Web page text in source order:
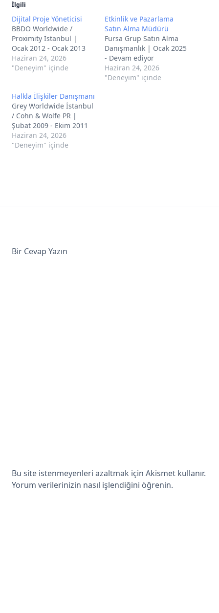
İlgili
Dijital Proje Yöneticisi
BBDO Worldwide /
Proximity İstanbul |
Ocak 2012 - Ocak 2013
Haziran 24, 2026
"Deneyim" içinde
Etkinlik ve Pazarlama
Satın Alma Müdürü
Fursa Grup Satın Alma
Danışmanlık | Ocak 2025
- Devam ediyor
Haziran 24, 2026
"Deneyim" içinde
Halkla İlişkiler Danışmanı
Grey Worldwide İstanbul
/ Cohn & Wolfe PR |
Şubat 2009 - Ekim 2011
Haziran 24, 2026
"Deneyim" içinde
Bir Cevap Yazın
Bu site istenmeyenleri azaltmak için Akismet kullanır.
Yorum verilerinizin nasıl işlendiğini öğrenin.